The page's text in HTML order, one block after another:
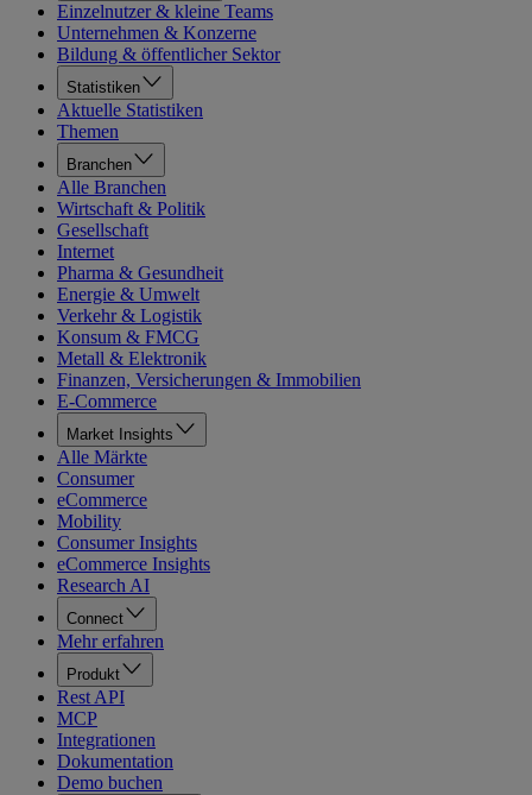
Einzelnutzer & kleine Teams
Unternehmen & Konzerne
Bildung & öffentlicher Sektor
Statistiken
Aktuelle Statistiken
Themen
Branchen
Alle Branchen
Wirtschaft & Politik
Gesellschaft
Internet
Pharma & Gesundheit
Energie & Umwelt
Verkehr & Logistik
Konsum & FMCG
Metall & Elektronik
Finanzen, Versicherungen & Immobilien
E-Commerce
Market Insights
Alle Märkte
Consumer
eCommerce
Mobility
Consumer Insights
eCommerce Insights
Research AI
Connect
Mehr erfahren
Produkt
Rest API
MCP
Integrationen
Dokumentation
Demo buchen